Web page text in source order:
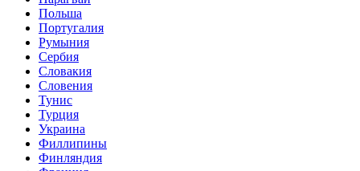
Польша
Португалия
Румыния
Сербия
Словакия
Словения
Тунис
Турция
Украина
Филлипины
Финляндия